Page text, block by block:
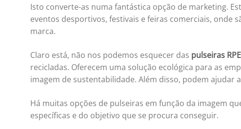
Isto converte-as numa fantástica opção de marketing.
eventos desportivos, festivais e feiras comerciais, onde
marca.
Claro está, não nos podemos esquecer das pulseiras
recicladas. Oferecem uma solução ecológica para as
imagem de sustentabilidade. Além disso, podem ajudar
Há muitas opções de pulseiras em função da imagem
específicas e do objetivo que se procura conseguir.